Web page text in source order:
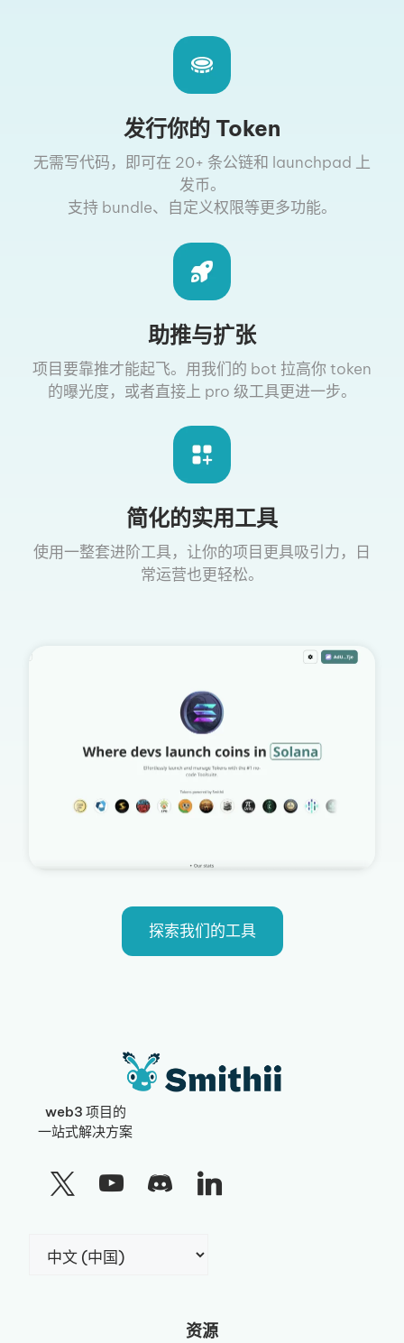
发行你的 Token
无需写代码，即可在 20+ 条公链和 launchpad 上
发币。
支持 bundle、自定义权限等更多功能。
助推与扩张
项目要靠推才能起飞。用我们的 bot 拉高你 token
的曝光度，或者直接上 pro 级工具更进一步。
简化的实用工具
使用一整套进阶工具，让你的项目更具吸引力，日
常运营也更轻松。
探索我们的工具
web3 项目的
一站式解决方案
资源